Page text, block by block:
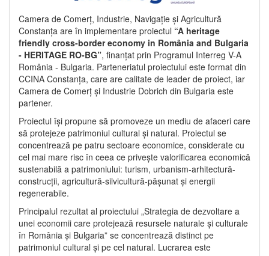
Camera de Comerț, Industrie, Navigație și Agricultură
Constanța are în implementare proiectul “A heritage
friendly cross-border economy in România and Bulgaria
- HERITAGE RO-BG”, finanțat prin Programul Interreg V-A
România - Bulgaria. Parteneriatul proiectului este format din
CCINA Constanța, care are calitate de leader de proiect, iar
Camera de Comerț și Industrie Dobrich din Bulgaria este
partener.
Proiectul își propune să promoveze un mediu de afaceri care
să protejeze patrimoniul cultural și natural. Proiectul se
concentrează pe patru sectoare economice, considerate cu
cel mai mare risc în ceea ce privește valorificarea economică
sustenabilă a patrimoniului: turism, urbanism-arhitectură-
construcții, agricultură-silvicultură-pășunat și energii
regenerabile.
Principalul rezultat al proiectului „Strategia de dezvoltare a
unei economii care protejează resursele naturale și culturale
în România și Bulgaria” se concentrează distinct pe
patrimoniul cultural și pe cel natural. Lucrarea este